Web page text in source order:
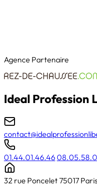
Agence Partenaire
Ideal Profession
01.44.01.46.46
32 rue Poncelet 75017 Paris